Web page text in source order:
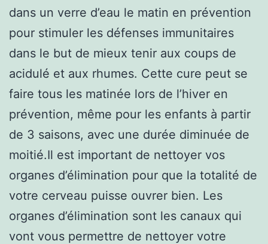
dans un verre d’eau le matin en prévention
pour stimuler les défenses immunitaires
dans le but de mieux tenir aux coups de
acidulé et aux rhumes. Cette cure peut se
faire tous les matinée lors de l’hiver en
prévention, même pour les enfants à partir
de 3 saisons, avec une durée diminuée de
moitié.Il est important de nettoyer vos
organes d’élimination pour que la totalité de
votre cerveau puisse ouvrer bien. Les
organes d’élimination sont les canaux qui
vont vous permettre de nettoyer votre